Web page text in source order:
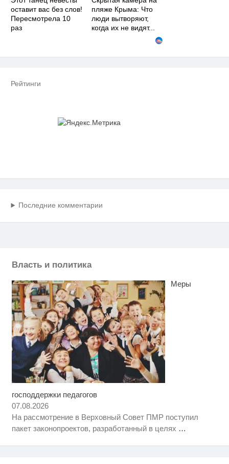
оставит вас без слов!
Пересмотрела 10
раз
пляже Крыма: Что
люди вытворяют,
когда их не видят...
Рейтинги
Последние комментарии
Власть и политика
Меры
господдержки педагогов
07.08.2026
На рассмотрение в Верховный Совет ПМР поступил
пакет законопроектов, разработанный в целях …
Королева вагона отожгла! Видео
Ролик длится пару секунд, но
вы будете в шоке от увиденного